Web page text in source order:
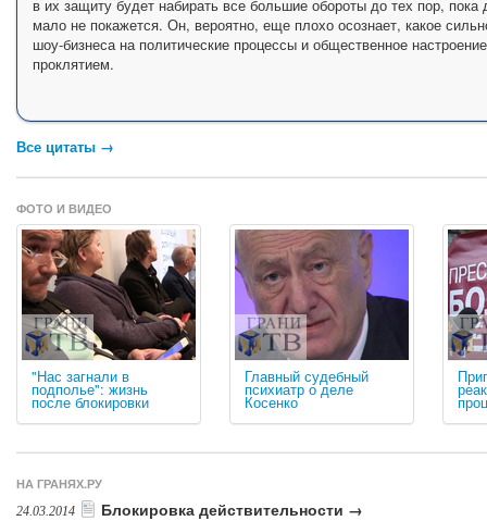
в их защиту будет набирать все большие обороты до тех пор,
мало не покажется. Он, вероятно, еще плохо осознает, какое
шоу-бизнеса на политические процессы и общественное
проклятием.
Все цитаты →
ФОТО И ВИДЕО
"Нас загнали в
подполье": жизнь
после блокировки
Главный судебный
психиатр о деле
Косенко
НА ГРАНЯХ.РУ
24.03.2014 Блокировка действительности →